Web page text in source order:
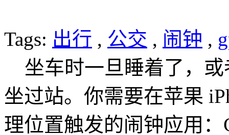
Tags: 出行 , 公交 , 闹钟 ,
坐车时一旦睡着了，或
坐过站。你需要在苹果
理位置触发的闹钟应用